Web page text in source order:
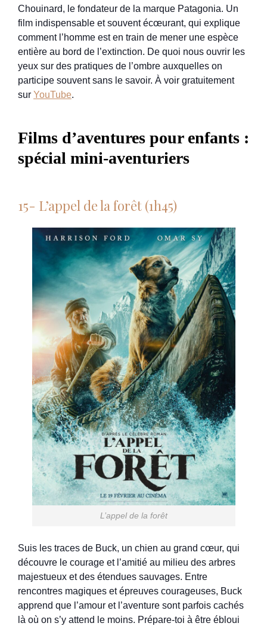
Chouinard, le fondateur de la marque Patagonia. Un
film indispensable et souvent écœurant, qui explique
comment l’homme est en train de mener une espèce
entière au bord de l’extinction. De quoi nous ouvrir les
yeux sur des pratiques de l’ombre auxquelles on
participe souvent sans le savoir. À voir gratuitement
sur YouTube.
Films d’aventures pour enfants :
spécial mini-aventuriers
15- L’appel de la forêt (1h45)
L’appel de la forêt
Suis les traces de Buck, un chien au grand cœur, qui
découvre le courage et l’amitié au milieu des arbres
majestueux et des étendues sauvages. Entre
rencontres magiques et épreuves courageuses, Buck
apprend que l’amour et l’aventure sont parfois cachés
là où on s’y attend le moins. Prépare-toi à être ébloui